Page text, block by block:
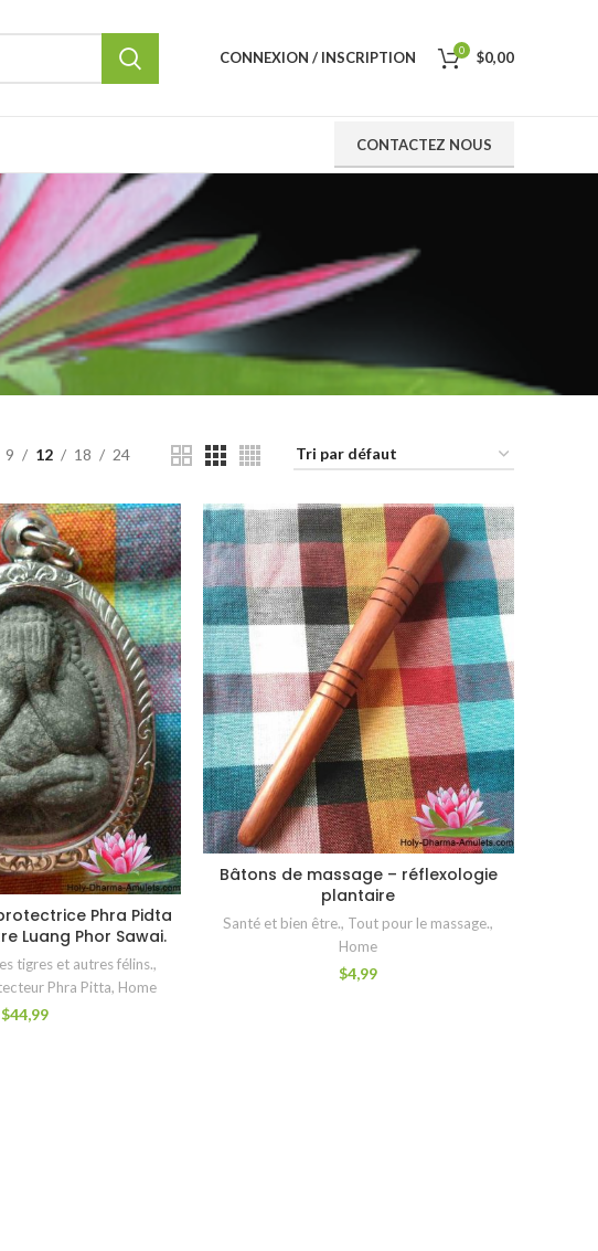
CONNEXION / INSCRIPTION 0 $0,00
CONTACTEZ NOUS
9 12 18 24
OPTIONSPhra Pidta
Luang Phor Sawai.
tigres et autres félins.,
Phra Pitta, Home
$44,99
CHOIX DES OPTIONS
Bâtons de massage – réflexologie
plantaire
Santé et bien être., Tout pour le massage.,
Home
$4,99